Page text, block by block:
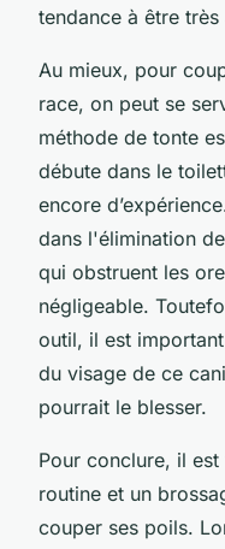
tendance à être
Au mieux, pour
race, on peut se
méthode de tonte
débute dans le
encore
dans l'élimination
qui obstruent les
négligeable.
outil, il est
du visage de ce
pourrait le blesser.
Pour conclure, il
routine et un
couper ses poils.